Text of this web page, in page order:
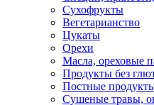
Сухофрукты
Вегетарианство
Цукаты
Орехи
Масла, ореховые
Продукты без
Постные
Сушеные травы,